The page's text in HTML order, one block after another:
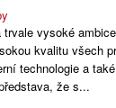
trvale vysoké
kvalitu všech
technologie a
že s...